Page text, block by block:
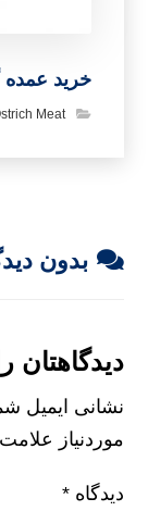
خرید
Meat
بدون
دیدگاهتان
نشانی ایمیل
موردنیاز
دیدگاه*